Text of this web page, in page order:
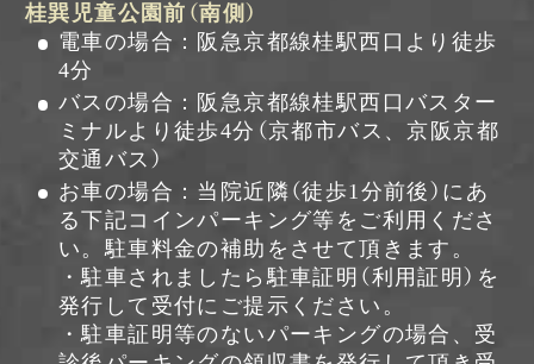
桂巽児童公園前（南側）
電車の場合：阪急京都線桂駅西口より徒歩
4分
バスの場合：阪急京都線桂駅西口バスター
ミナルより徒歩4分（京都市バス、京阪京都
交通バス）
お車の場合：当院近隣（徒歩1分前後）にあ
る下記コインパーキング等をご利用くださ
い。駐車料金の補助をさせて頂きます。
・駐車されましたら駐車証明（利用証明）を
発行して受付にご提示ください。
・駐車証明等のないパーキングの場合、受